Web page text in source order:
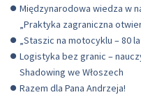
Międzynarodowa wiedza w
„Praktyka zagraniczna
„Staszic na motocyklu – 80
Logistyka bez granic –
Shadowing we Włoszech
Razem dla Pana Andrzeja!